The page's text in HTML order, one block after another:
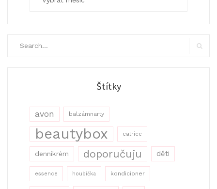
Štítky
avon balzámnarty
beautybox catrice
denníkrém doporučuju děti
essence houbička kondicioner